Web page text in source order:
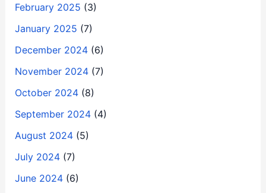
February 2025 (3)
January 2025 (7)
December 2024(6)
November 2024(7)
October 2024(8)
September 2024(4)
August 2024(5)
July 2024(7)
June 2024(6)